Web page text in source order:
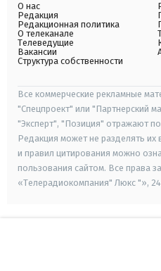
О нас
Редакция
Редакционная политика
О телеканале
Телеведущие
Вакансии
Структура собственности
Все коммерческие рекламные
"Спецпроект" или "Партнерский
"Эксперт", "Позиция" отражают
Редакция может не разделять
и правил цитирования можно
пользования сайтом. Все права
«Телерадиокомпания" Люкс "»,